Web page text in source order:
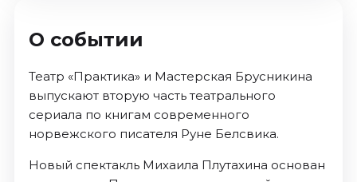
Август 2026
Декабрь 2026
О событии
Театр «Практика» и Мастерская Брусникина
выпускают вторую часть театрального
сериала по книгам современного
норвежского писателя Руне Белсвика.
Новый спектакль Михаила Плутахина основан